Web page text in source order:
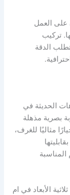
على العمل
تركيب
الدقة
الحديثة في
بصرية مذهلة
مثاليًا للغرف،
الأبعاد في ام